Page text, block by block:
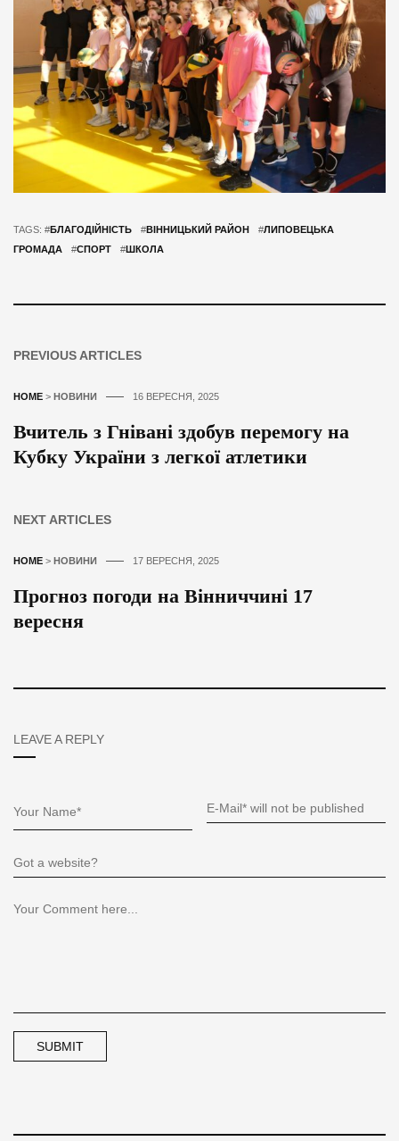
TAGS: #БЛАГОДІЙНІСТЬ #ВІННИЦЬКИЙ РАЙОН #ЛИПОВЕЦЬКА
ГРОМАДА
#СПОРТ #ШКОЛА
PREVIOUS ARTICLES
HOME > НОВИНИ 16 ВЕРЕСНЯ, 2025
Вчитель з Гнівані здобув перемогу на
Кубку України з легкої атлетики
NEXT ARTICLES
HOME > НОВИНИ 17 ВЕРЕСНЯ, 2025
Прогноз погоди на Вінниччині 17
вересня
LEAVE A REPLY